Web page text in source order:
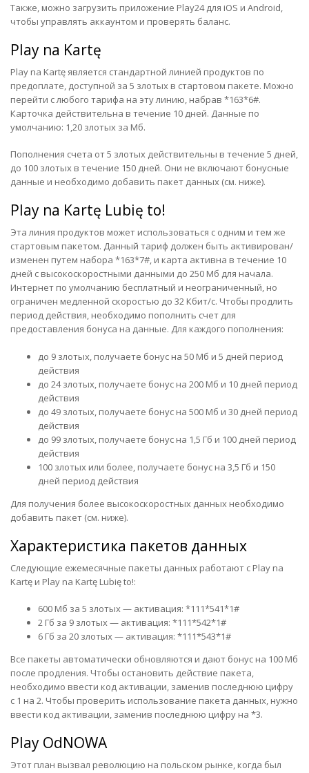
Также, можно загрузить приложение Play24 для iOS и Android,
чтобы управлять аккаунтом и проверять баланс.
Play na Kartę
Play na Kartę является стандартной линией продуктов по
предоплате, доступной за 5 злотых в стартовом пакете. Можно
перейти с любого тарифа на эту линию, набрав *163*6#.
Карточка действительна в течение 10 дней. Данные по
умолчанию: 1,20 злотых за Mб.
Пополнения счета от 5 злотых действительны в течение 5 дней,
до 100 злотых в течение 150 дней. Они не включают бонусные
данные и необходимо добавить пакет данных (см. ниже).
Play na Kartę Lubię to!
Эта линия продуктов может использоваться с одним и тем же
стартовым пакетом. Данный тариф должен быть активирован/
изменен путем набора *163*7#, и карта активна в течение 10
дней с высокоскоростными данными до 250 Мб для начала.
Интернет по умолчанию бесплатный и неограниченный, но
ограничен медленной скоростью до 32 Кбит/с. Чтобы продлить
период действия, необходимо пополнить счет для
предоставления бонуса на данные. Для каждого пополнения:
до 9 злотых, получаете бонус на 50 Мб и 5 дней период
действия
до 24 злотых, получаете бонус на 200 Mб и 10 дней период
действия
до 49 злотых, получаете бонус на 500 Мб и 30 дней период
действия
до 99 злотых, получаете бонус на 1,5 Гб и 100 дней период
действия
100 злотых или более, получаете бонус на 3,5 Гб и 150
дней период действия
Для получения более высокоскоростных данных необходимо
добавить пакет (см. ниже).
Характеристика пакетов данных
Следующие ежемесячные пакеты данных работают с Play na
Kartę и Play na Kartę Lubię to!:
600 Мб за 5 злотых — активация: *111*541*1#
2 Гб за 9 злотых — активация: *111*542*1#
6 Гб за 20 злотых — активация: *111*543*1#
Все пакеты автоматически обновляются и дают бонус на 100 Мб
после продления. Чтобы остановить действие пакета,
необходимо ввести код активации, заменив последнюю цифру
с 1 на 2. Чтобы проверить использование пакета данных, нужно
ввести код активации, заменив последнюю цифру на *3.
Play OdNOWA
Этот план вызвал революцию на польском рынке, когда был